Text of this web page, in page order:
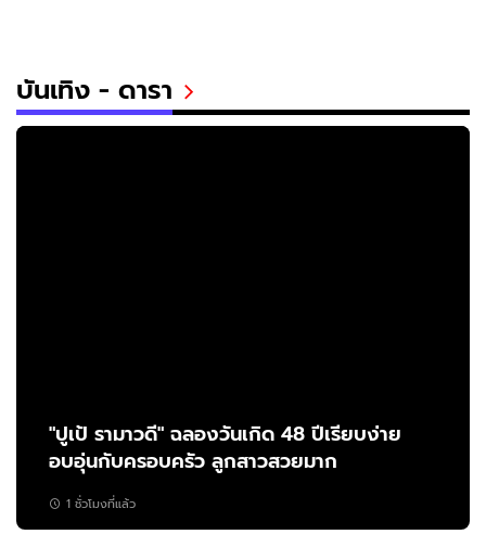
บันเทิง - ดารา
"ปูเป้ รามาวดี" ฉลองวันเกิด 48 ปีเรียบง่าย
อบอุ่นกับครอบครัว ลูกสาวสวยมาก
1 ชั่วโมงที่แล้ว